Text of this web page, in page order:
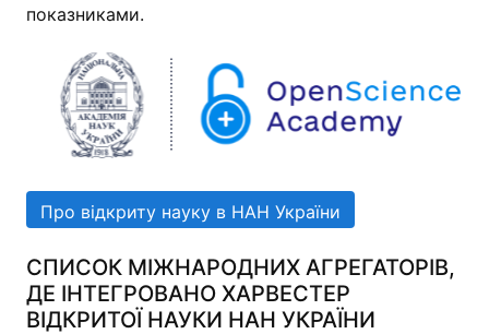
показниками.
Про відкриту науку в НАН України
СПИСОК МІЖНАРОДНИХ АГРЕГАТОРІВ,
ДЕ ІНТЕГРОВАНО ХАРВЕСТЕР
ВІДКРИТОЇ НАУКИ НАН УКРАЇНИ